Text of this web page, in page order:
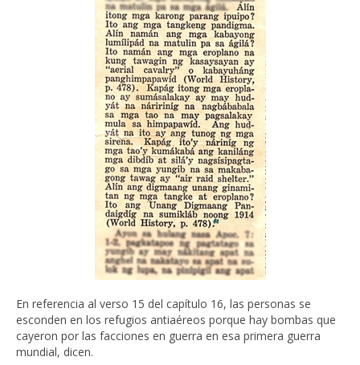
En referencia al verso 15 del capítulo 16, las personas se
esconden en los refugios antiaéreos porque hay bombas que
cayeron por las facciones en guerra en esa primera guerra
mundial, dicen.